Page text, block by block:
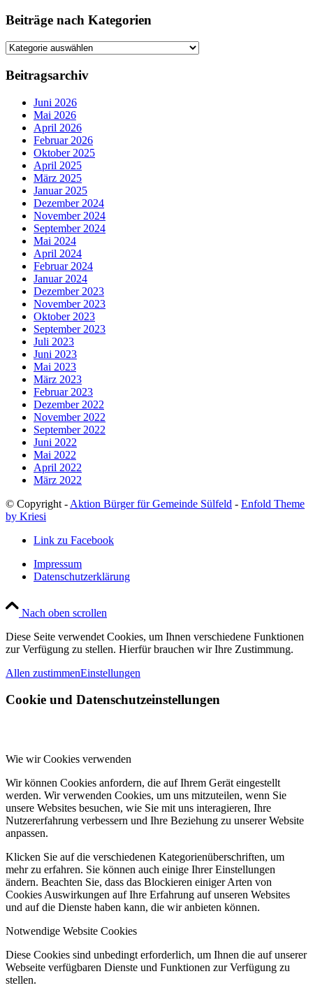
Beiträge nach Kategorien
Beiträge
Kategorien
Beitragsarchiv
Juni 2026
Mai 2026
April 2026
Februar 2026
Oktober 2025
April 2025
März 2025
Januar 2025
Dezember 2024
November 2024
September 2024
Mai 2024
April 2024
Februar 2024
Januar 2024
Dezember 2023
November 2023
Oktober 2023
September 2023
Juli 2023
Juni 2023
Mai 2023
März 2023
Februar 2023
Dezember 2022
November 2022
September 2022
Juni 2022
Mai 2022
April 2022
März 2022
© Copyright - Aktion Bürger für Gemeinde Sülfeld - Enfold Theme
by Kriesi
Link zu Facebook
Impressum
Datenschutzerklärung
Nach oben scrollen
Diese Seite verwendet Cookies, um Ihnen verschiedene Funktionen
zur Verfügung zu stellen. Hierfür brauchen wir Ihre Zustimmung.
Allen zustimmenEinstellungen
Cookie und Datenschutzeinstellungen
Wie wir Cookies verwenden
Wir können Cookies anfordern, die auf Ihrem Gerät eingestellt
werden. Wir verwenden Cookies, um uns mitzuteilen, wenn Sie
unsere Websites besuchen, wie Sie mit uns interagieren, Ihre
Nutzererfahrung verbessern und Ihre Beziehung zu unserer Website
anpassen.
Klicken Sie auf die verschiedenen Kategorienüberschriften, um
mehr zu erfahren. Sie können auch einige Ihrer Einstellungen
ändern. Beachten Sie, dass das Blockieren einiger Arten von
Cookies Auswirkungen auf Ihre Erfahrung auf unseren Websites
und auf die Dienste haben kann, die wir anbieten können.
Notwendige Website Cookies
Diese Cookies sind unbedingt erforderlich, um Ihnen die auf unserer
Webseite verfügbaren Dienste und Funktionen zur Verfügung zu
stellen.